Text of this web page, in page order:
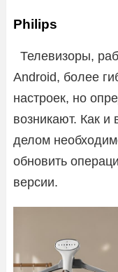
Philips
Телевизоры,
Android, более
настроек, но
возникают. Как и
делом
обновить
версии.